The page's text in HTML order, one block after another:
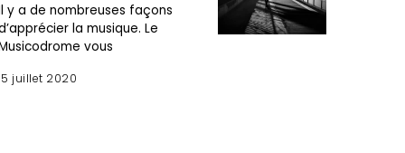
y a de nombreuses façons
la musique. Le
vous
juillet 2020